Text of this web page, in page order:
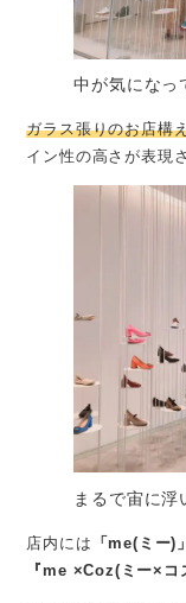
中が気になっ
ガラス張りのお店構
イン性の高さが表現
まるで宙に浮
店内には 「me(ミー)」
『me ×Coz(ミー×コ